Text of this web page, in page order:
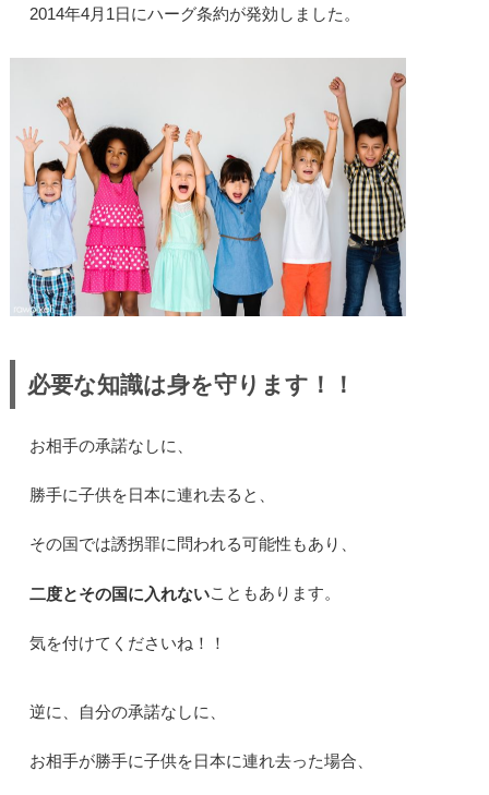
2014年4月1日にハーグ条約が発効しました。
必要な知識は身を守ります！！
お相手の承諾なしに、
勝手に子供を日本に連れ去ると、
その国では誘拐罪に問われる可能性もあり、
二度とその国に入れないこともあります。
気を付けてくださいね！！
逆に、自分の承諾なしに、
お相手が勝手に子供を日本に連れ去った場合、